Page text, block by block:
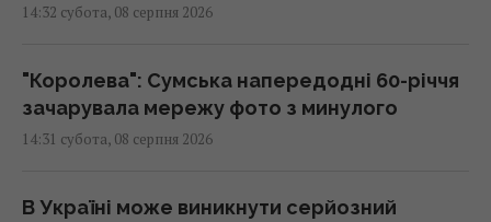
14:32 субота, 08 серпня 2026
"Королева": Сумська напередодні 60-річчя
зачарувала мережу фото з минулого
14:31 субота, 08 серпня 2026
В Україні може виникнути серйозний